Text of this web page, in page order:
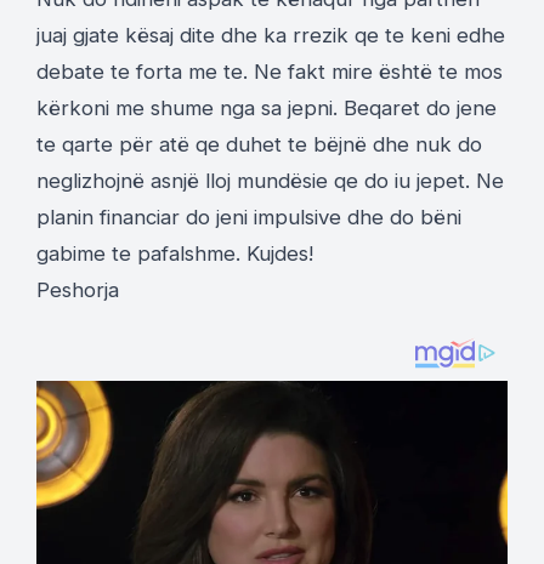
juaj gjate kësaj dite dhe ka rrezik qe te keni edhe
debate te forta me te. Ne fakt mire është te mos
kërkoni me shume nga sa jepni. Beqaret do jene
te qarte për atë qe duhet te bëjnë dhe nuk do
neglizhojnë asnjë lloj mundësie qe do iu jepet. Ne
planin financiar do jeni impulsive dhe do bëni
gabime te pafalshme. Kujdes!
Peshorja